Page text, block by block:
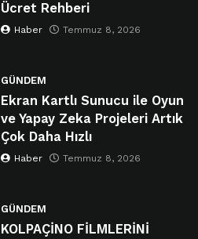
Ücret Rehberi
Haber Temmuz 8, 2026
GÜNDEM
Ekran Kartlı Sunucu ile Oyun
ve Yapay Zeka Projeleri Artık
Çok Daha Hızlı
Haber Temmuz 8, 2026
GÜNDEM
KOLPAÇİNO FİLMLERİNİ